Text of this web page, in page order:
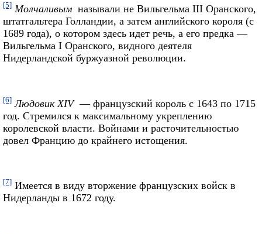
[5] Молчаливым называли не Вильгельма III Оранского,
штатгальтера Голландии, а затем английского короля (с
1689 года), о котором здесь идет речь, а его предка —
Вильгельма I Оранского, видного деятеля
Нидерландской буржуазной революции.
[6] Людовик XIV— французский король с 1643 по 1715
год. Стремился к максимальному укреплению
королевской власти. Войнами и расточительностью
довел Францию до крайнего истощения.
[7] Имеется в виду вторжение французских войск в
Нидерланды в 1672 году.